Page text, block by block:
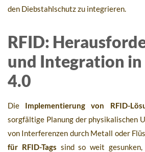
den Diebstahlschutz zu integrieren.
RFID:
und Integration
4.0
Die Implementierung von RFID-
sorgfältige Planung der physikalischen
von Interferenzen durch Metall oder
für RFID-Tags sind so weit